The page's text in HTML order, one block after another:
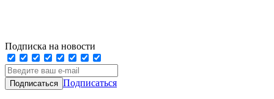
Подписка на новости
Подписаться